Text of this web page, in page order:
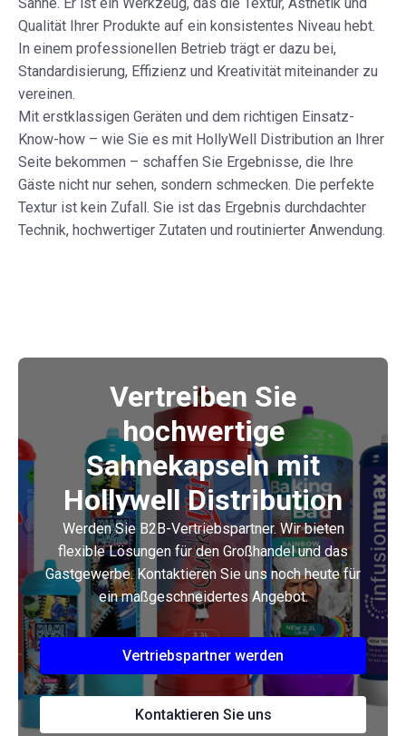
Qualität Ihrer Produkte auf ein konsistentes Niveau hebt.
In einem professionellen Betrieb trägt er dazu bei,
Standardisierung, Effizienz und Kreativität miteinander zu
vereinen.
Mit erstklassigen Geräten und dem richtigen Einsatz-
Know-how – wie Sie es mit HollyWell Distribution an Ihrer
Seite bekommen – schaffen Sie Ergebnisse, die Ihre
Gäste nicht nur sehen, sondern schmecken. Die perfekte
Textur ist kein Zufall. Sie ist das Ergebnis durchdachter
Technik, hochwertiger Zutaten und routinierter Anwendung.
Vertreiben Sie
hochwertige
Sahnekapseln mit
Hollywell Distribution
Werden Sie B2B-Vertriebspartner. Wir bieten
flexible Lösungen für den Großhandel und das
Gastgewerbe. Kontaktieren Sie uns noch heute für
ein maßgeschneidertes Angebot.
Vertriebspartner werden
Kontaktieren Sie uns